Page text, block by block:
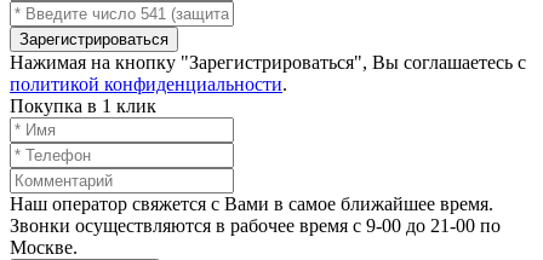
Зарегистрироваться
Нажимая на кнопку "Зарегистрироваться", Вы соглашаетесь с
политикой конфиденциальности.
Покупка в 1 клик
Наш оператор свяжется с Вами в самое ближайшее время.
Звонки осуществляются в рабочее время с 9-00 до 21-00 по
Москве.